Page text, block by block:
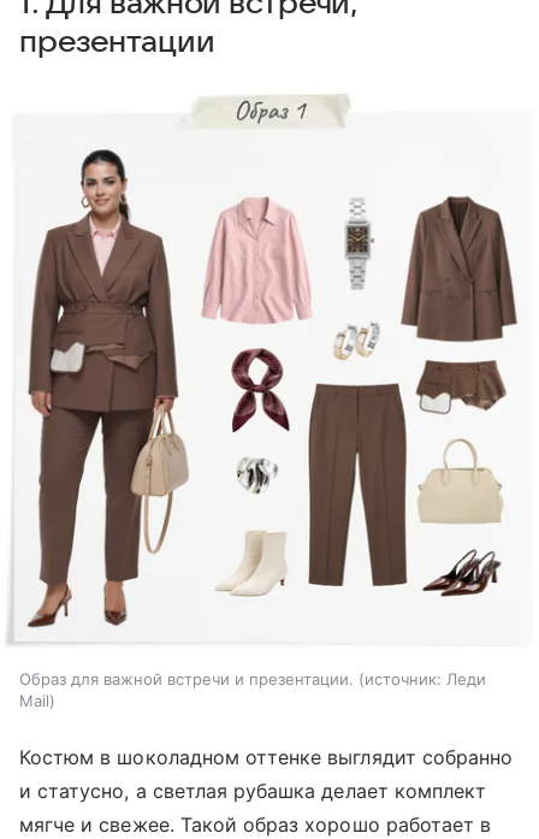
презентации
Образ для важной встречи и презентации. источник: Леди
Mail
Костюм в шоколадном оттенке выглядит собранно
и статусно, а светлая рубашка делает комплект
мягче и свежее. Такой образ хорошо работает в